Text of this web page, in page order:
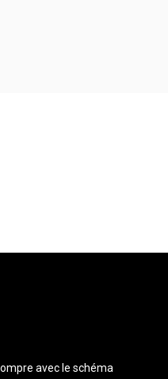
avec le schéma